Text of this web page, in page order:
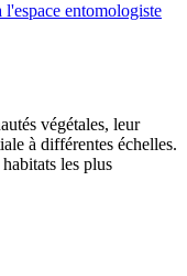
l'espace entomologiste
végétales, leur
à différentes échelles.
les plus